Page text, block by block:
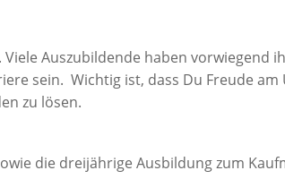
Auszubildende haben vorwiegend
sein. Wichtig ist, dass Du Freude
zu lösen.
die dreijährige Ausbildung zum